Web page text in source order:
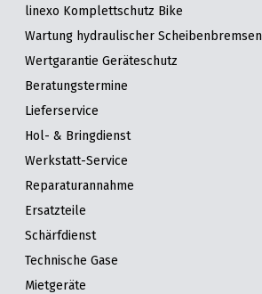
linexo Komplettschutz Bike
Wartung hydraulischer Scheibenbremsen
Wertgarantie Geräteschutz
Beratungstermine
Lieferservice
Hol- & Bringdienst
Werkstatt-Service
Reparaturannahme
Ersatzteile
Schärfdienst
Technische Gase
Mietgeräte